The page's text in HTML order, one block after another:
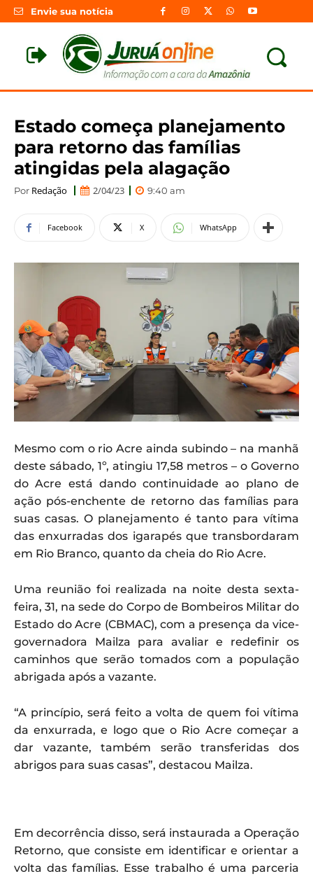
Envie sua notícia
Estado começa planejamento
para retorno das famílias
atingidas pela alagação
Por Redação 2/04/23 9:40 am
Facebook X WhatsApp
Mesmo com o rio Acre ainda subindo – na manhã
deste sábado, 1º, atingiu 17,58 metros – o Governo
do Acre está dando continuidade ao plano de
ação pós-enchente de retorno das famílias para
suas casas. O planejamento é tanto para vítima
das enxurradas dos igarapés que transbordaram
em Rio Branco, quanto da cheia do Rio Acre.
Uma reunião foi realizada na noite desta sexta-
feira, 31, na sede do Corpo de Bombeiros Militar do
Estado do Acre (CBMAC), com a presença da vice-
governadora Mailza para avaliar e redefinir os
caminhos que serão tomados com a população
abrigada após a vazante.
“A princípio, será feito a volta de quem foi vítima
da enxurrada, e logo que o Rio Acre começar a
dar vazante, também serão transferidas dos
abrigos para suas casas”, destacou Mailza.
Em decorrência disso, será instaurada a Operação
Retorno, que consiste em identificar e orientar a
volta das famílias. Esse trabalho é uma parceria